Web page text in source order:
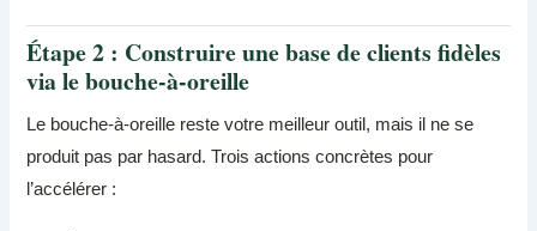
Étape 2 : Construire une base de clients fidèles
via le bouche-à-oreille
Le bouche-à-oreille reste votre meilleur outil, mais il ne se
produit pas par hasard. Trois actions concrètes pour
l’accélérer :